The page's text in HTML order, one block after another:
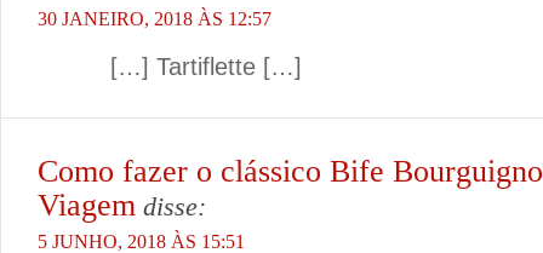
30 JANEIRO, 2018 ÀS 12:57
[…] Tartiflette […]
Como fazer o clássico Bife
Viagem disse:
5 JUNHO, 2018 ÀS 15:51